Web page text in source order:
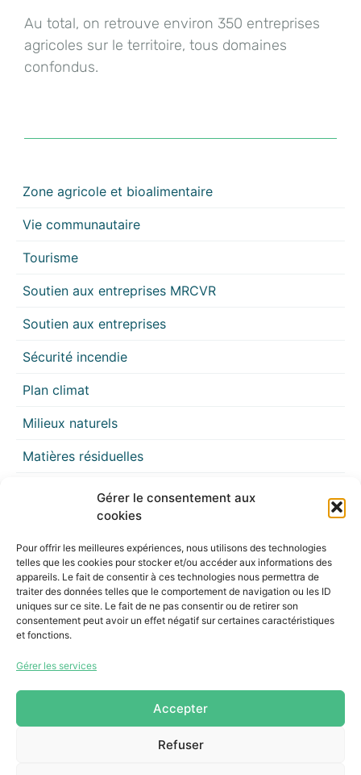
Gérer le consentement aux
cookies
Pour offrir les meilleures expériences, nous utilisons des technologies
telles que les cookies pour stocker et/ou accéder aux informations des
appareils. Le fait de consentir à ces technologies nous permettra de
traiter des données telles que le comportement de navigation ou les ID
uniques sur ce site. Le fait de ne pas consentir ou de retirer son
consentement peut avoir un effet négatif sur certaines caractéristiques
et fonctions.
Gérer les services
Accepter
Refuser
Au total, on retrouve environ 350 entreprises
agricoles sur le territoire, tous domaines
confondus.
Zone agricole et bioalimentaire
Vie communautaire
Tourisme
Soutien aux entreprises MRCVR
Soutien aux entreprises
Sécurité incendie
Plan climat
Milieux naturels
Matières résiduelles
Aménagement du territoire et mobilité
J3G 0B7